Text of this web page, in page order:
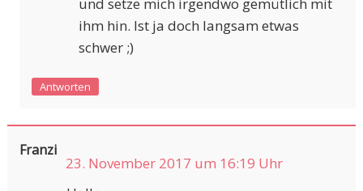
und setze mich irgendwo gemütlich mit
ihm hin. Ist ja doch langsam etwas
schwer ;)
Antworten
Franzi
23. November 2017 um 16:19 Uhr